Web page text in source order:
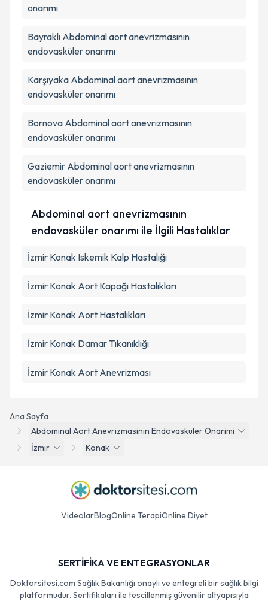
Ana Sayfa
Abdominal Aort Anevrizmasinin Endovaskuler Onarimi
İzmir
Konak
onarımı
Bayraklı Abdominal aort anevrizmasının
endovasküler onarımı
Karşıyaka Abdominal aort anevrizmasının
endovasküler onarımı
Bornova Abdominal aort anevrizmasının
endovasküler onarımı
Gaziemir Abdominal aort anevrizmasının
endovasküler onarımı
Abdominal aort anevrizmasının
endovasküler onarımı ile İlgili Hastalıklar
İzmir Konak Iskemik Kalp Hastalığı
İzmir Konak Aort Kapağı Hastalıkları
İzmir Konak Aort Hastalıkları
İzmir Konak Damar Tıkanıklığı
İzmir Konak Aort Anevrizması
VideolarBlogOnline TerapiOnline Diyet
SERTİFİKA VE ENTEGRASYONLAR
Doktorsitesi.com Sağlık Bakanlığı onaylı ve entegreli bir sağlık bilgi
platformudur. Sertifikaları ile tescillenmiş güvenilir altyapısıyla